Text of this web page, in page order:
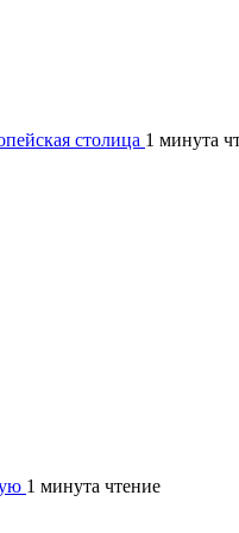
столица 1 минута
1 минута чтение